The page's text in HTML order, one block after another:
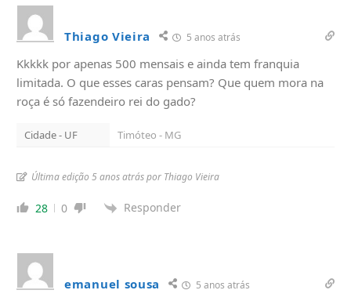
Thiago Vieira 5 anos atrás
Kkkkk por apenas 500 mensais e ainda tem franquia
limitada. O que esses caras pensam? Que quem mora na
roça é só fazendeiro rei do gado?
Cidade - UF Timóteo - MG
Última edição 5 anos atrás por Thiago Vieira
28 0 Responder
emanuel sousa 5 anos atrás